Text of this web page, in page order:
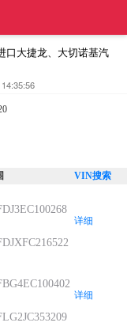
口大捷龙、大切诺基汽
VIN搜索
详细
详细